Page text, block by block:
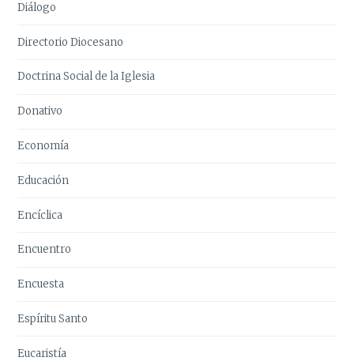
Diálogo
Directorio Diocesano
Doctrina Social de la Iglesia
Donativo
Economía
Educación
Encíclica
Encuentro
Encuesta
Espíritu Santo
Eucaristía